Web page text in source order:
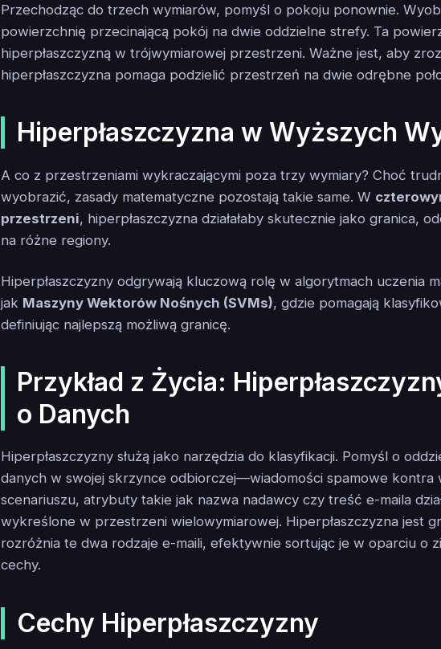
Przechodząc do trzech wymiarów, pomyśl o pokoju ponownie.
powierzchnię przecinającą pokój na dwie oddzielne strefy. Ta
hiperpłaszczyzną w trójwymiarowej przestrzeni. Ważne jest, aby
hiperpłaszczyzna pomaga podzielić przestrzeń na dwie odrębne
Hiperpłaszczyzna w Wyższych
A co z przestrzeniami wykraczającymi poza trzy wymiary? Choć
wyobrazić, zasady matematyczne pozostają takie same. W
przestrzeni, hiperpłaszczyzna działałaby skutecznie jako granica,
na różne regiony.
Hiperpłaszczyzny odgrywają kluczową rolę w algorytmach uczenia
jak Maszyny Wektorów Nośnych (SVMs), gdzie pomagają
definiując najlepszą możliwą granicę.
Przykład z Życia:
o Danych
Hiperpłaszczyzny służą jako narzędzia do klasyfikacji. Pomyśl o
danych w swojej skrzynce odbiorczej—wiadomości spamowe kontra
scenariuszu, atrybuty takie jak nazwa nadawcy czy treść e-maila
wykreślone w przestrzeni wielowymiarowej. Hiperpłaszczyzna jest
rozróżnia te dwa rodzaje e-maili, efektywnie sortując je w oparciu o
cechy.
Cechy Hiperpłaszczyzny